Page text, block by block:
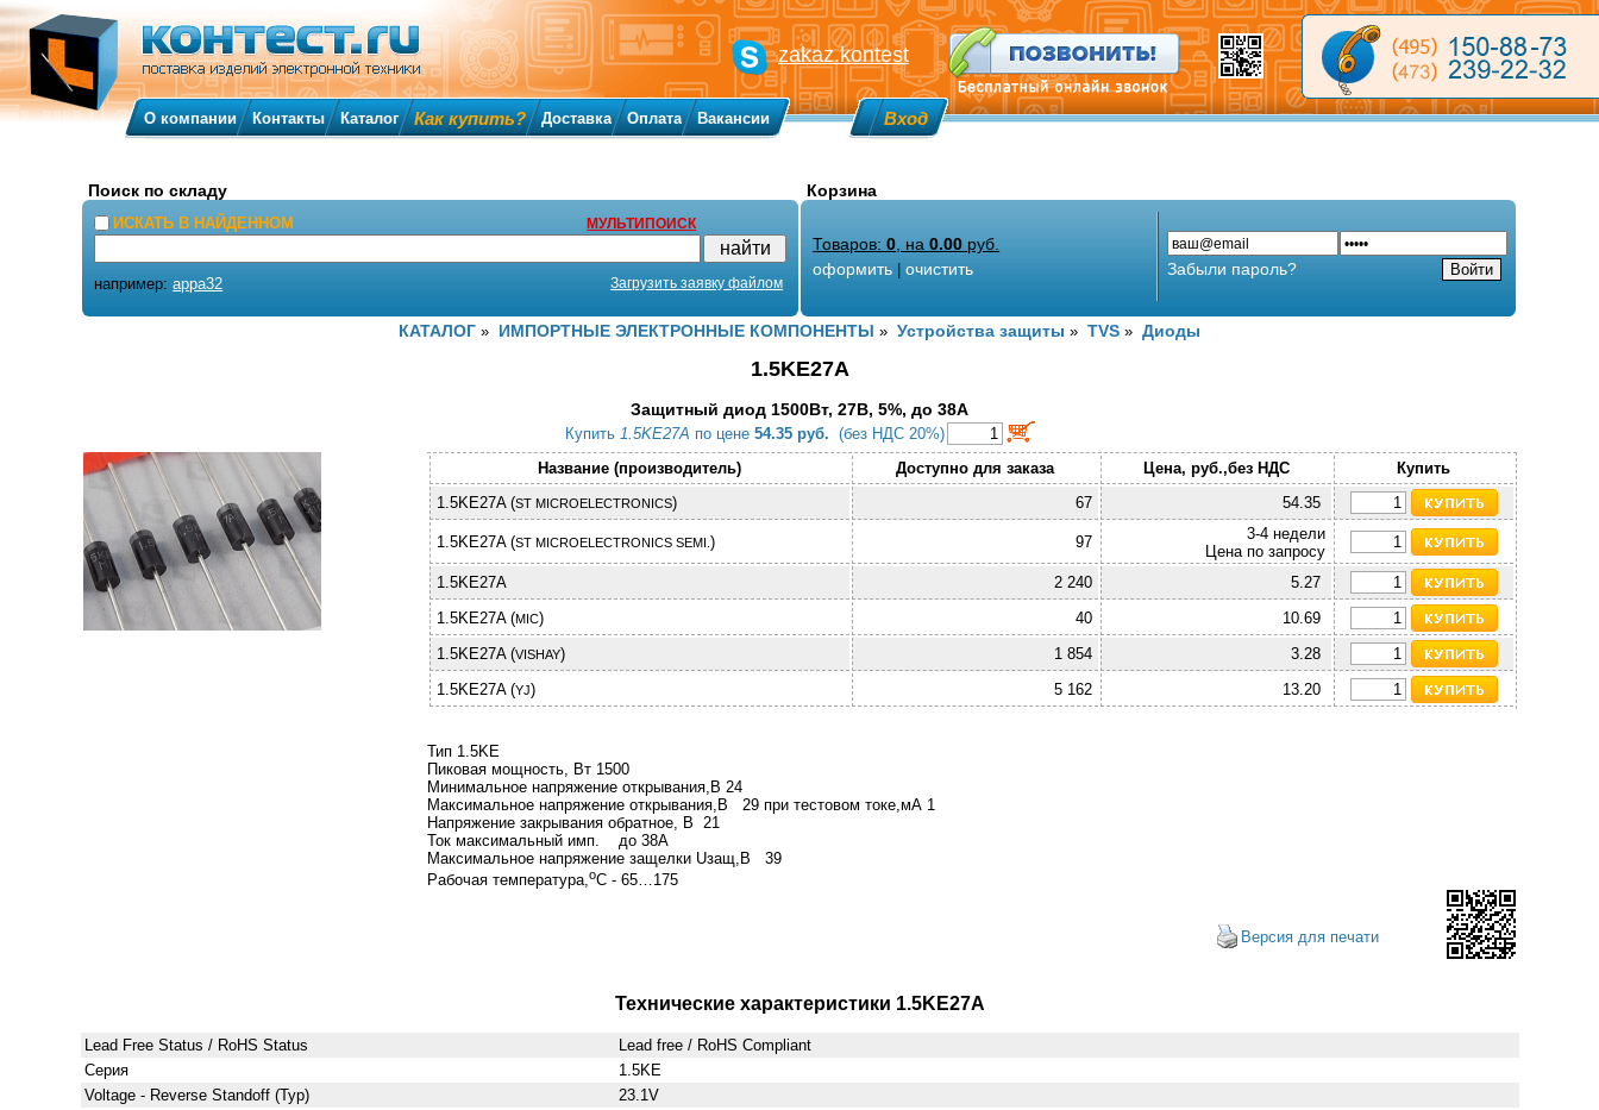
1.5KE27A
Защитный диод 1500Вт, 27В, 5%, до 38А
Купить 1.5KE27A по цене 54.35 руб. (без НДС 20%)
Название (производитель)
Доступно для заказа Цена, руб.,без НДС
Купить
1.5KE27A (ST MICROELECTRONICS) 67 54.35
1.5KE27A (ST MICROELECTRONICS SEMI. ) 97
3-4 недели
Цена по запросу
1.5KE27A
2 240
5.27
1.5KE27A (MIC) 40
10.69
1.5KE27A (VISHAY) 1 854
3.28
1.5KE27A (YJ) 5 162 13.20
Тип 1.5KЕ
Пиковая мощность, Вт 1500
Минимальное напряжение открывания,В 24
Максимальное напряжение открывания,В 29 при тестовом токе,мА 1
Напряжение закрывания обратное, В 21
Ток максимальный имп. до 38А
Максимальное напряжение защелки Uзащ,В 39
Рабочая температура,оС - 65…175
Версия для печати
Технические характеристики 1.5KE27A
Lead Free Status / RoHS Status
Lead free / RoHS Compliant
Серия
1.5KE
Voltage - Reverse Standoff (Typ)
23.1V
КАТАЛОГ» ИМПОРТНЫЕ ЭЛЕКТРОННЫЕ КОМПОНЕНТЫ » Устройства защиты » TVS» Диоды
zakaz.kontest
О компании Контакты Каталог Как купить? Доставка Оплата Вакансии Вход
Поиск по складу
ИСКАТЬ В НАЙДЕННОМ МУЛЬТИПОИСК
например:appa32 Загрузить заявку файлом
Корзина
Товаров:0 , на0.00 руб.
оформить |очистить Забыли пароль?